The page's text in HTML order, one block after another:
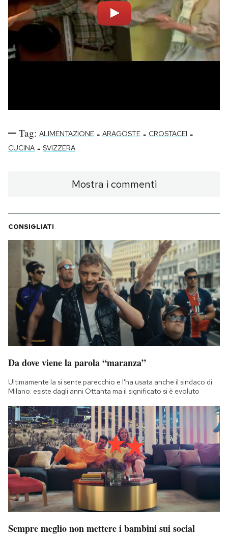
Tag: ALIMENTAZIONE - ARAGOSTE - CROSTACEI -
CUCINA - SVIZZERA
Mostra i commenti
CONSIGLIATI
Da dove viene la parola “maranza”
Ultimamente la si sente parecchio e l'ha usata anche il sindaco di
Milano: esiste dagli anni Ottanta ma il significato si è evoluto
Sempre meglio non mettere i bambini sui social